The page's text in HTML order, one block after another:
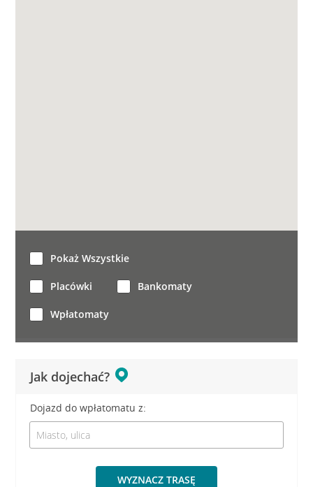
Jak dojechać?
Dojazd do wpłatomatu z:
WYZNACZ TRASĘ
Pokaż Wszystkie
Placówki Bankomaty
Wpłatomaty